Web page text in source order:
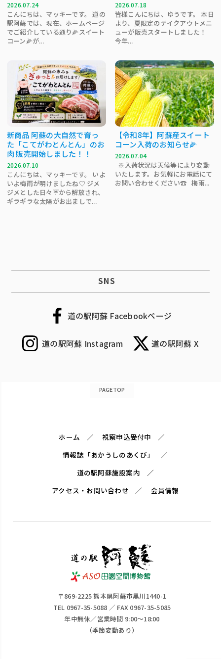
2026.07.24
こんにちは、マッキーです。 道の
駅阿蘇では、現在、ホームページ
でご紹介している通り🌽スイート
コーン🌽が...
2026.07.18
皆様こんにちは、ゆうです。 本日
より、夏限定のテイクアウトメニ
ューが販売スタートしました！
今年...
新商品 阿蘇の大自然で育っ
た「こてがわとんとん」のお
肉 販売開始しました！！
2026.07.10
こんにちは、マッキーです。 いよ
いよ梅雨が明けましたね♡ ジメ
ジメとした日々☔から解放され、
ギラギラな太陽がお出ましで...
【令和8年】阿蘇産スイート
コーン入荷のお知らせ🌽
2026.07.04
※入荷状況は天候等により変動
いたします。お気軽にお電話にて
お問い合わせください☎ 梅雨...
SNS
道の駅阿蘇 Facebookページ
道の駅阿蘇 Instagram 道の駅阿蘇 X
PAGETOP
ホーム
視察申込受付中
情報誌「あかうしのあくび」
道の駅阿蘇施設案内
アクセス・お問い合わせ
会員情報
〒869-2225 熊本県阿蘇市黒川1440-1
TEL 0967-35-5088 ／ FAX 0967-35-5085
年中無休／営業時間 9:00～18:00
（季節変動あり）